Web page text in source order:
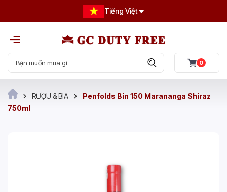
Tiếng Việt
0
RƯỢU & BIA
Penfolds Bin 150 Marananga Shiraz
750ml